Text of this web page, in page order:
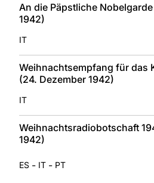
An die Päpstliche
1942)
IT
Weihnachtsempfang für das
(24. Dezember 1942)
IT
Weihnachtsradiobotschaft
1942)
ES - IT - PT